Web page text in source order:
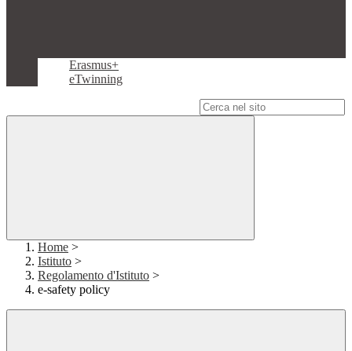
Erasmus+
eTwinning
Home >
Istituto >
Regolamento d'Istituto >
e-safety policy